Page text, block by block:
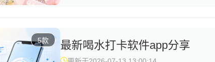
且特别注重质感和细节刻画，快来下载看看
5款 最新喝水打卡软件app分享